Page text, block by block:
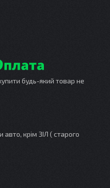
будь-який товар не
крім ЗІЛ ( старого